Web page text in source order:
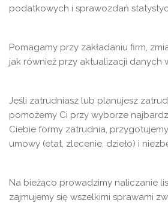
podatkowych i sprawozdań
Pomagamy przy zakładaniu firm,
jak również przy aktualizacji danych
Jeśli zatrudniasz lub planujesz
pomożemy Ci przy wyborze
Ciebie formy zatrudnia,
umowy (etat, zlecenie, dzieło) i
Na bieżąco prowadzimy naliczanie
zajmujemy się wszelkimi sprawami